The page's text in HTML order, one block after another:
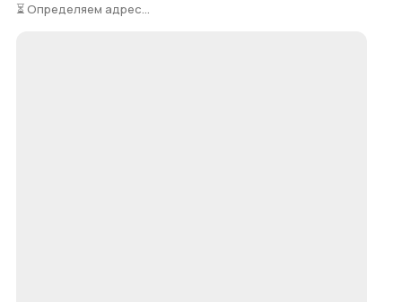
⏳ Определяем адрес...